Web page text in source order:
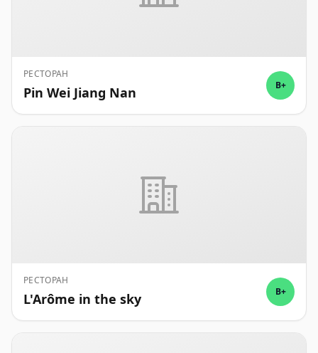
РЕСТОРАН
Pin Wei Jiang Nan B+
РЕСТОРАН
L'Arôme in the sky B+